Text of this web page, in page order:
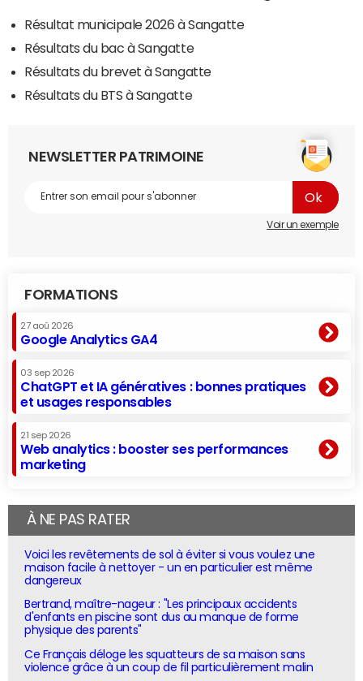
Résultat municipale 2026 à Sangatte
Résultats du bac à Sangatte
Résultats du brevet à Sangatte
Résultats du BTS à Sangatte
NEWSLETTER PATRIMOINE
Voir un exemple
FORMATIONS
27 aoû 2026
Google Analytics GA4
03 sep 2026
ChatGPT et IA génératives : bonnes pratiques
et usages responsables
21 sep 2026
Web analytics : booster ses performances
marketing
À NE PAS RATER
Voici les revêtements de sol à éviter si vous voulez une
maison facile à nettoyer - un en particulier est même
dangereux
Bertrand, maître-nageur : "Les principaux accidents
d'enfants en piscine sont dus au manque de forme
physique des parents"
Ce Français déloge les squatteurs de sa maison sans
violence grâce à un coup de fil particulièrement malin